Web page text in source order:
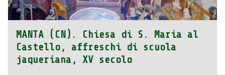
MANTA (CN). Chiesa di S. Maria al
Castello, affreschi di scuola
jaqueriana, XV secolo